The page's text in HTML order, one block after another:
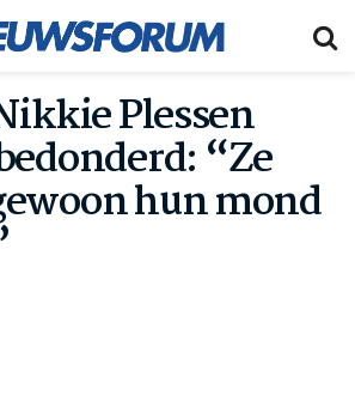
Plessen
“Ze
hun mond